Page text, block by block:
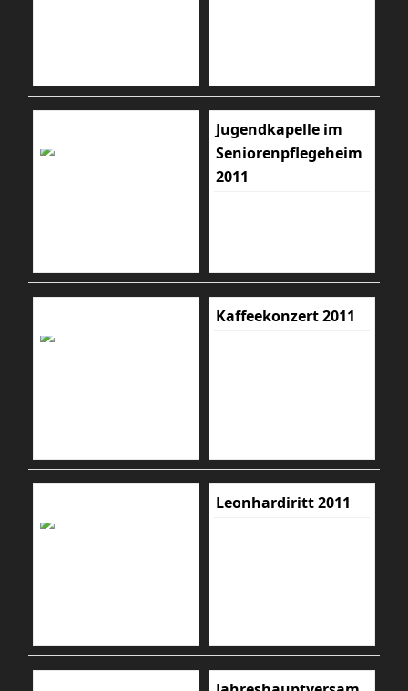
Jugendkapelle im
Seniorenpflegeheim
2011
Kaffeekonzert 2011
Leonhardiritt 2011